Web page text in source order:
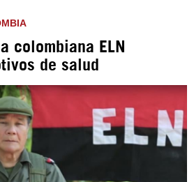
twitter.com/nexo_latino
t.me/hispantvcanal
urmedium.com/c/hispantv
como: hispan_tv
colombiana ELN
de salud